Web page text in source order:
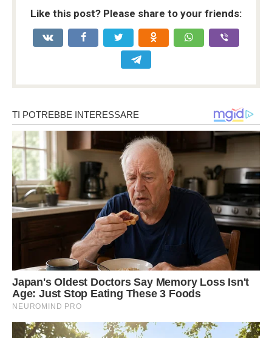
Like this post? Please share to your friends: